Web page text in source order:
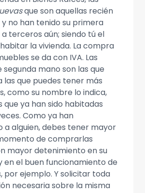
que son aquellas recién
no han tenido su primera
terceros aún; siendo tú el
la vivienda. La compra
se da con IVA. Las
segunda mano son las que
las que puedes tener más
como su nombre lo indica,
que ya han sido habitadas
Como ya han
a alguien, debes tener mayor
de comprarlas
mayor detenimiento en su
en el buen funcionamiento de
por ejemplo. Y solicitar toda
necesaria sobre la misma